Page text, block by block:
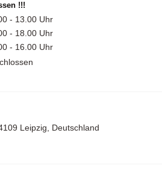
!!!
- 13.00 Uhr
- 18.00 Uhr
- 16.00 Uhr
Leipzig, Deutschland